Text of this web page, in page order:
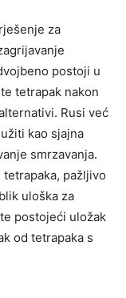
za
postoji u
tetrapak nakon
Rusi već
kao sjajna
smrzavanja.
pažljivo
uloška za
postojeći uložak
od tetrapaka s